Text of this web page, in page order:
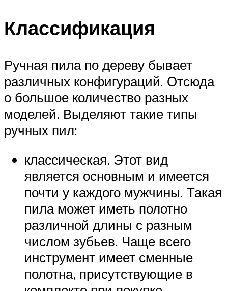
Классификация
Ручная пила по дереву бывает
различных конфигураций. Отсюда
о большое количество разных
моделей. Выделяют такие типы
ручных пил:
классическая. Этот вид
является основным и имеется
почти у каждого мужчины. Такая
пила может иметь полотно
различной длины с разным
числом зубьев. Чаще всего
инструмент имеет сменные
полотна, присутствующие в